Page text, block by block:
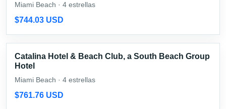
Miami Beach · 4 estrellas
$744.03 USD
Catalina Hotel & Beach Club, a South Beach Group
Hotel
Miami Beach · 4 estrellas
$761.76 USD